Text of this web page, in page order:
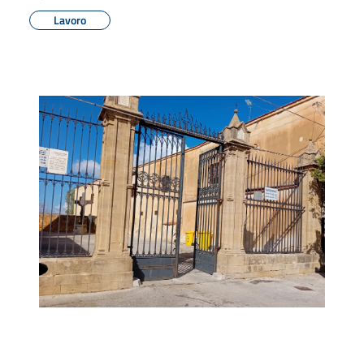
Lavoro